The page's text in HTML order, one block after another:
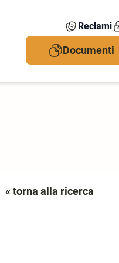
Reclami
Documenti
« torna alla ricerca